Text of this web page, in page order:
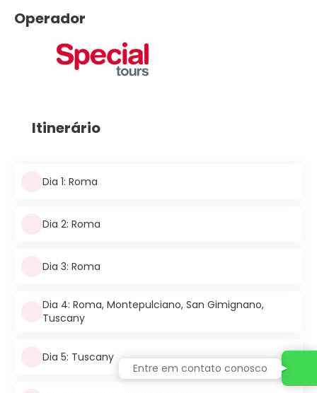
Operador
Itinerário
Dia 1: Roma
Dia 2: Roma
Dia 3: Roma
Dia 4: Roma, Montepulciano, San Gimignano,
Tuscany
Dia 5: Tuscany
Entre em contato conosco